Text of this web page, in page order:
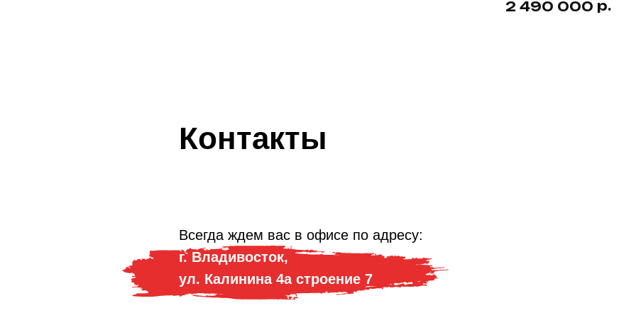
2 490 000 р.
Контакты
Всегда ждем вас в офисе по адресу:
г. Владивосток,
ул. Калинина 4а строение 7